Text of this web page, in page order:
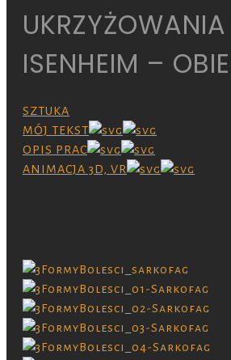
ISENHEIM –
SZTUKA
MÓJ TEKST
OPIS PRAC
ANIMACJA 3D, VR